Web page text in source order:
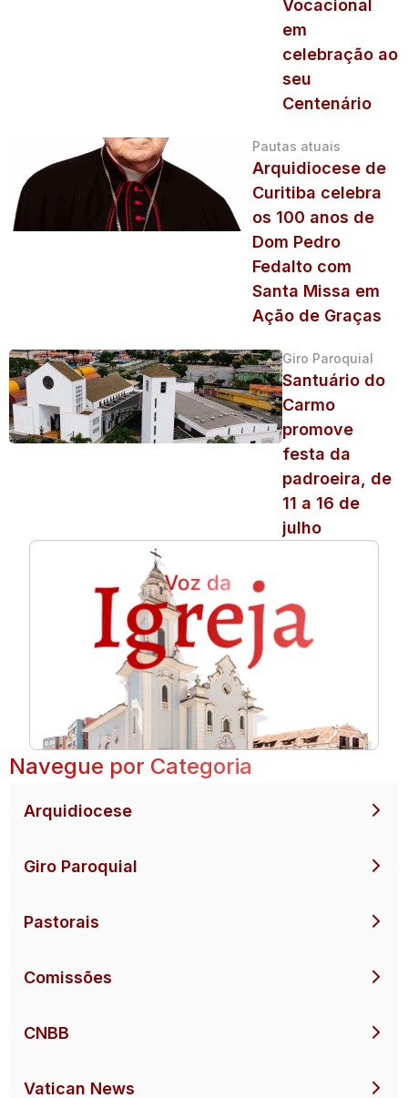
Vocacional
em
celebração ao
seu
Centenário
Pautas atuais
Arquidiocese de
Curitiba celebra
os 100 anos de
Dom Pedro
Fedalto com
Santa Missa em
Ação de Graças
Giro Paroquial
Santuário do
Carmo
promove
festa da
padroeira, de
11 a 16 de
julho
Navegue por Categoria
Arquidiocese
Giro Paroquial
Pastorais
Comissões
CNBB
Vatican News